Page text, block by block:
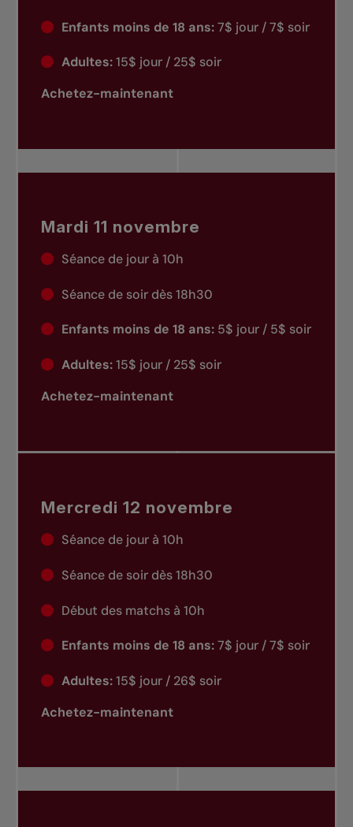
Enfants moins de 18 ans:7$ jour / 7$ soir
Adultes:15$ jour / 25$ soir
Achetez-maintenant
Mardi 11 novembre
Séance de jour à 10h
Séance de soir dès 18h30
Enfants moins de 18 ans:5$ jour / 5$ soir
Adultes:15$ jour / 25$ soir
Achetez-maintenant
Mercredi 12 novembre
Séance de jour à 10h
Séance de soir dès 18h30
Début des matchs à 10h
Enfants moins de 18 ans:7$ jour / 7$ soir
Adultes:15$ jour / 26$ soir
Achetez-maintenant